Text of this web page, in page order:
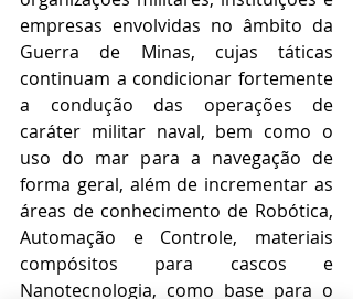
empresas envolvidas no âmbito da
Guerra de Minas, cujas táticas
continuam a condicionar fortemente
a condução das operações de
caráter militar naval, bem como o
uso do mar para a navegação de
forma geral, além de incrementar as
áreas de conhecimento de Robótica,
Automação e Controle, materiais
compósitos para cascos e
Nanotecnologia, como base para o